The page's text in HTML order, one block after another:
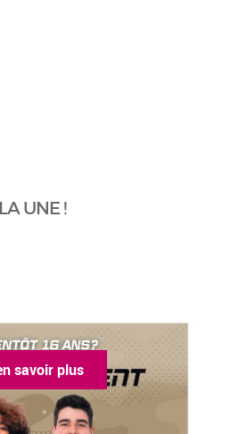
UNE !
savoir plus